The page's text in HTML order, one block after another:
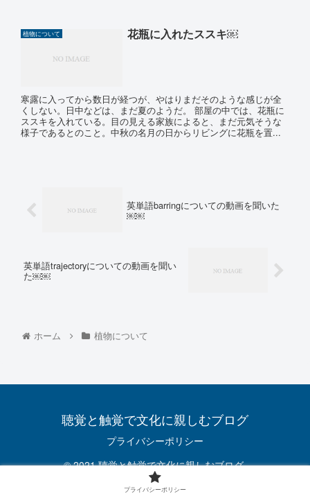
植物について 花瓶に入れたススキ￼
寒露に入ってから数日が経つが、やはりまだそのような感じが全
くしない。日中などは、まだ夏のようだ。 部屋の中では、花瓶に
ススキを入れている。目の見える家族によると、まだ元気そうな
様子であるとのこと。中秋の名月の日からリビングに花瓶を置...
英単語barringについての動画を聞いた
￼￼
英単語trajectoryについての動画を聞い
た￼￼
ホーム 植物について
聴覚と触覚で文化に親しむブログ
プライバシーポリシー
© 2021 聴覚と触覚で文化に親しむブログ.
プライバシーポリシー